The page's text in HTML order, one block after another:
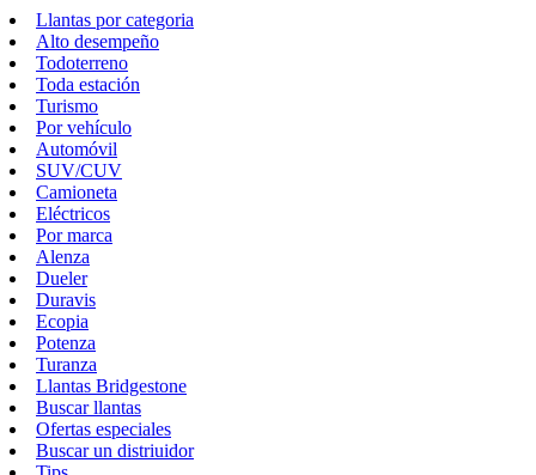
Llantas por categoria
Alto desempeño
Todoterreno
Toda estación
Turismo
Por vehículo
Automóvil
SUV/CUV
Camioneta
Eléctricos
Por marca
Alenza
Dueler
Duravis
Ecopia
Potenza
Turanza
Llantas Bridgestone
Buscar llantas
Ofertas especiales
Buscar un distriuidor